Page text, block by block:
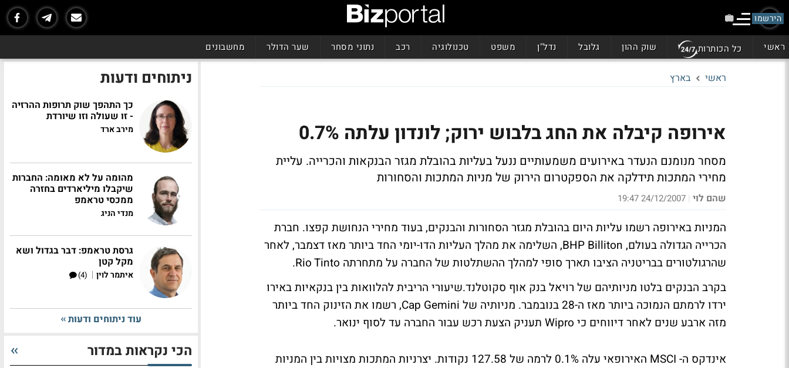
הירשמו
ראשי כל הכותרות שוק ההון גלובל נדל"ן משפט טכנולוגיה רכב נתוני מסחר שער הדולר מחשבונים
ראשי בארץ
אירופה קיבלה את החג בלבוש ירוק; לונדון עלתה 0.7%
מסחר מנומנם הנעדר באירועים משמעותיים ננעל בעליות בהובלת מגזר הבנקאות והכרייה. עליית
מחירי המתכות תידלקה את הספקטרום הירוק של מניות המתכות והסחורות
שהם לוי |
24/12/2007 19:47
המניות באירופה רשמו עליות היום בהובלת מגזר הסחורות והבנקים, בעוד מחירי הנחושת קפצו. חברת
הכרייה הגדולה בעולם, BHP Billiton, השלימה את מהלך העליות הדו-יומי החד ביותר מאז דצמבר, לאחר
שהרגולטורים בבריטניה הציבו תארך סופי למהלך ההשתלטות של החברה על מתחרתה Rio Tinto.
בקרב הבנקים בלטו מניותיהם של רויאל בנק אוף סקוטלנד.שיעורי הריבית להלוואות בין בנקאיות באירו
ירדו לרמתם הנמוכה ביותר מאז ה-28 בנובמבר. מניותיה של Cap Gemini, רשמו את הזינוק החד ביותר
מזה ארבע שנים לאחר דיווחים כי Wipro תעניק הצעת רכש עבור החברה עד לסוף ינואר.
אינדקס ה- MSCI האירופאי עלה 0.1% לרמה של 127.58 נקודות. יצרניות המתכות מצויות בין המניות
ניתוחים ודעות
כך התהפך שוק תרופות ההרזיה
- זו שעולה וזו שיורדת
מירב ארד
מהומה על לא מאומה: החברות
שיקבלו מיליארדים בחזרה
ממכסי טראמפ
מנדי הניג
גרסת טראמפ: דבר בגדול ושא
מקל קטן
איתמר לוין |
(4)
עוד ניתוחים ודעות
הכי נקראות במדור